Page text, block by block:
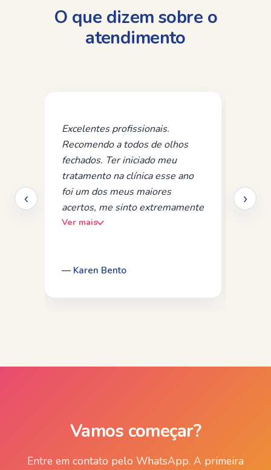
O que dizem sobre o
atendimento
‹
Excelentes profissionais.
Recomendo a todos de olhos
fechados. Ter iniciado meu
tratamento na clínica esse ano
foi um dos meus maiores
acertos, me sinto extremamente
grata por todo o acolhimento e
Aline, meu muito obrigada, por
Ver mais
— Karen Bento
›
Vamos começar?
Entre em contato pelo WhatsApp. A primeira